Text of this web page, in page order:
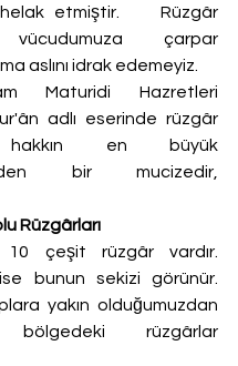
etmiştir.    Rüzgâr
vücudumuza çarpar
aslını idrak edemeyiz.
adlı eserinde rüzgâr
hakkın en büyük
bir mucizedir,
Rüzgârları
bunun sekizi görünür.
yakın olduğumuzdan
bölgedeki rüzgârlar